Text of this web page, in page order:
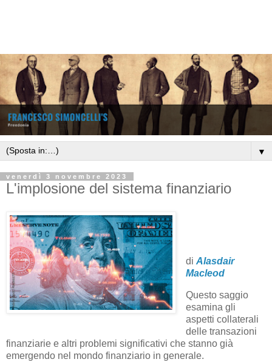
▼
venerdì 3 novembre 2023
L'implosione del sistema finanziario
di Alasdair
Macleod
Questo saggio
esamina gli
aspetti collaterali
delle transazioni
finanziarie e altri problemi significativi che stanno già
emergendo nel mondo finanziario in generale.